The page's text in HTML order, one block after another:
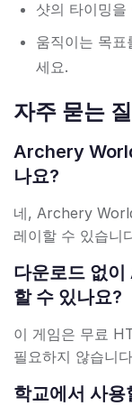
샷의 타이밍을
움직이는 목
세요.
자주 묻는
Archery
나요?
네, Archery
레이할 수 있습니
다운로드 없
할 수 있나요?
이 게임은 무료
필요하지 않습니
학교에서 사용